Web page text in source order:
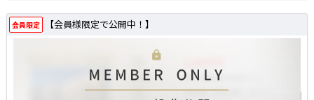
会員限定 【会員様限定で公開中！】